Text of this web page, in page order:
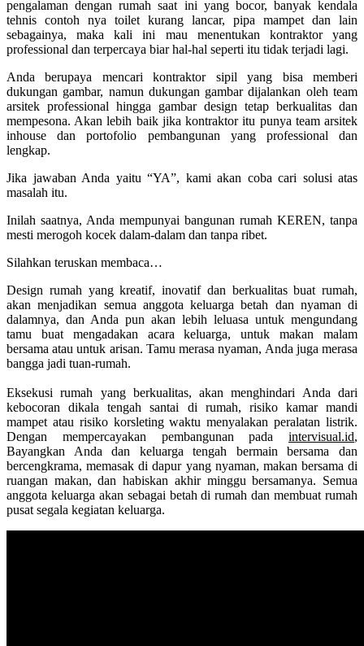
pengalaman dengan rumah saat ini yang bocor, banyak kendala
tehnis contoh nya toilet kurang lancar, pipa mampet dan lain
sebagainya, maka kali ini mau menentukan kontraktor yang
professional dan terpercaya biar hal-hal seperti itu tidak terjadi lagi.
Anda berupaya mencari kontraktor sipil yang bisa memberi
dukungan gambar, namun dukungan gambar dijalankan oleh team
arsitek professional hingga gambar design tetap berkualitas dan
mempesona. Akan lebih baik jika kontraktor itu punya team arsitek
inhouse dan portofolio pembangunan yang professional dan
lengkap.
Jika jawaban Anda yaitu “YA”, kami akan coba cari solusi atas
masalah itu.
Inilah saatnya, Anda mempunyai bangunan rumah KEREN, tanpa
mesti merogoh kocek dalam-dalam dan tanpa ribet.
Silahkan teruskan membaca…
Design rumah yang kreatif, inovatif dan berkualitas buat rumah,
akan menjadikan semua anggota keluarga betah dan nyaman di
dalamnya, dan Anda pun akan lebih leluasa untuk mengundang
tamu buat mengadakan acara keluarga, untuk makan malam
bersama atau untuk arisan. Tamu merasa nyaman, Anda juga merasa
bangga jadi tuan-rumah.
Eksekusi rumah yang berkualitas, akan menghindari Anda dari
kebocoran dikala tengah santai di rumah, risiko kamar mandi
mampet atau risiko korsleting waktu menyalakan peralatan listrik.
Dengan mempercayakan pembangunan pada intervisual.id,
Bayangkan Anda dan keluarga tengah bermain bersama dan
bercengkrama, memasak di dapur yang nyaman, makan bersama di
ruangan makan, dan habiskan akhir minggu bersamanya. Semua
anggota keluarga akan sebagai betah di rumah dan membuat rumah
pusat segala kegiatan keluarga.